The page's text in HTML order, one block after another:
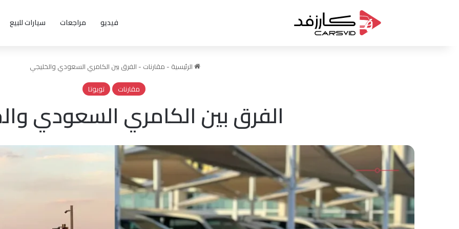
فيديو مراجعات سيارات للبيع
الرئيسية - مقارنات - الفرق بين الكامري السعودي والخليجي
مقارنات
تويوتا
الفرق بين الكامري السعودي